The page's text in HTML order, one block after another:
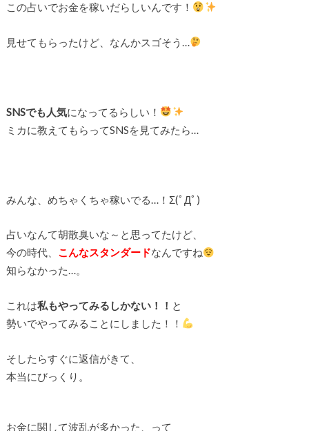
この占いでお金を稼いだらしいんです！
見せてもらったけど、なんかスゴそう…
SNSでも人気になってるらしい！
ミカに教えてもらってSNSを見てみたら…
みんな、めちゃくちゃ稼いでる…！Σ(ﾟДﾟ)
占いなんて胡散臭いな～と思ってたけど、
今の時代、 こんなスタンダードなんですね
知らなかった…。
これは私もやってみるしかない！！ と
勢いでやってみることにしました！！
そしたらすぐに返信がきて、
本当にびっくり。
お金に関して波乱が多かった、って